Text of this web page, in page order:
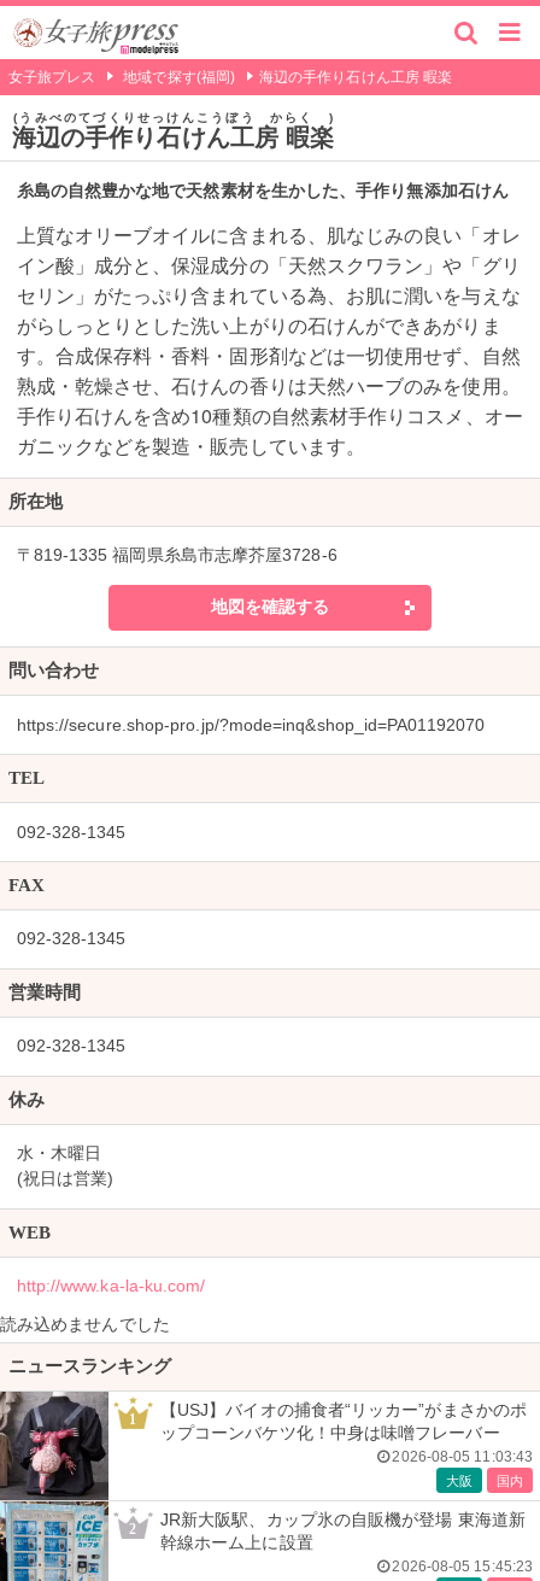
女子旅プレス 地域で探す(福岡) 海辺の手作り石けん工房 暇楽
海辺の手作り石けん工房 暇楽
うみべのてづくりせっけんこうぼう からく
糸島の自然豊かな地で天然素材を生かした、手作り無添加石けん
上質なオリーブオイルに含まれる、肌なじみの良い「オレ
イン酸」成分と、保湿成分の「天然スクワラン」や「グリ
セリン」がたっぷり含まれている為、お肌に潤いを与えな
がらしっとりとした洗い上がりの石けんができあがりま
す。合成保存料・香料・固形剤などは一切使用せず、自然
熟成・乾燥させ、石けんの香りは天然ハーブのみを使用。
手作り石けんを含め10種類の自然素材手作りコスメ、オー
ガニックなどを製造・販売しています。
所在地
〒819-1335 福岡県糸島市志摩芥屋3728-6
地図を確認する
問い合わせ
https://secure.shop-pro.jp/?mode=inq&shop_id=PA01192070
TEL
092-328-1345
FAX
092-328-1345
営業時間
092-328-1345
休み
水・木曜日
(祝日は営業)
WEB
http://www.ka-la-ku.com/
読み込めませんでした
ニュースランキング
1
【USJ】バイオの捕食者“リッカー”がまさかのポ
ップコーンバケツ化！中身は味噌フレーバー
2026-08-05 11:03:43
大阪 国内
2
JR新大阪駅、カップ氷の自販機が登場 東海道新
幹線ホーム上に設置
2026-08-05 15:45:23